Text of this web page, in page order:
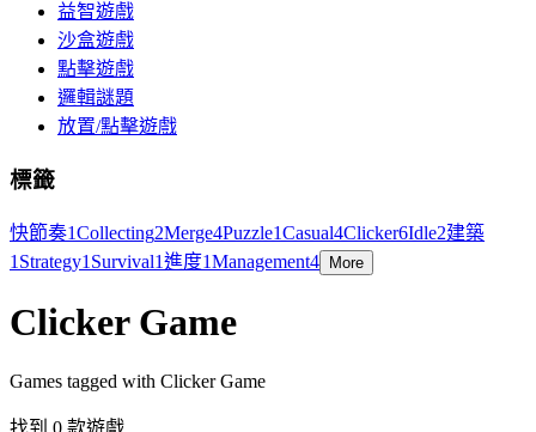
益智遊戲
沙盒遊戲
點擊遊戲
邏輯謎題
放置/點擊遊戲
標籤
快節奏1Collecting2Merge4Puzzle1Casual4Clicker6Idle2建築
1 Strategy1 Survival1進度1Management4 More
Clicker Game
Games tagged with Clicker Game
找到 0 款遊戲